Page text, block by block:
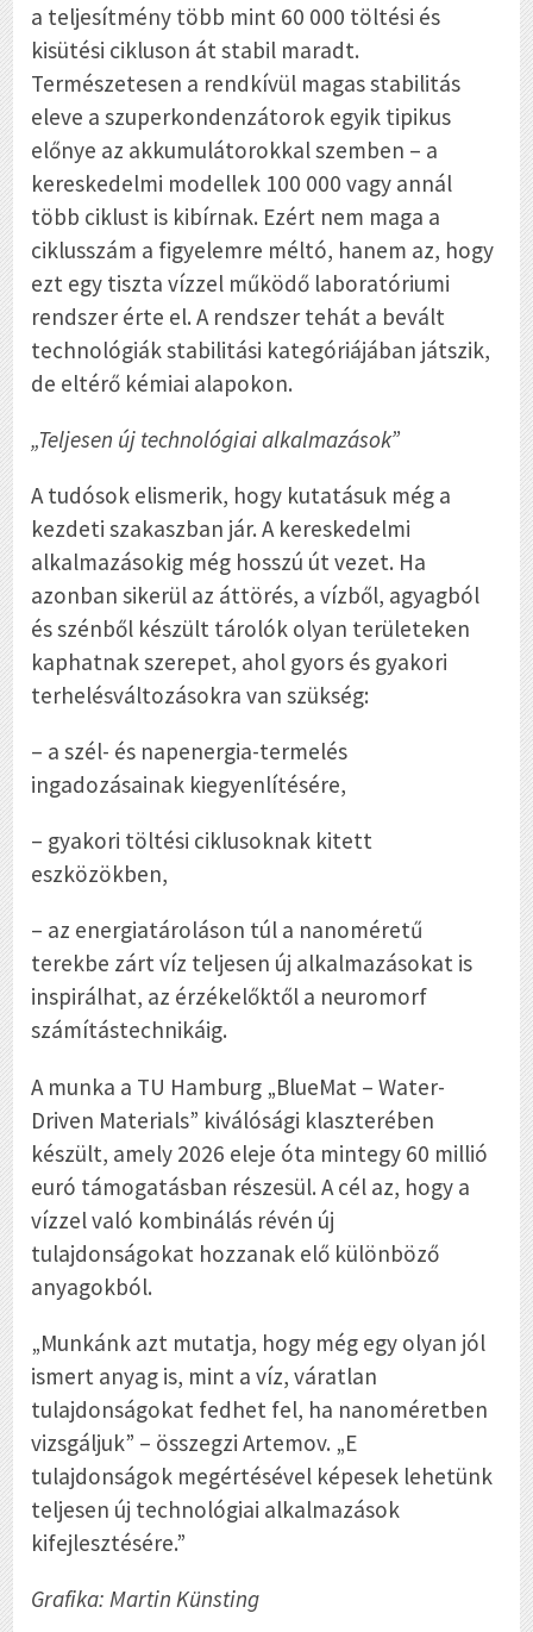
a teljesítmény több mint 60 000 töltési és
kisütési cikluson át stabil maradt.
Természetesen a rendkívül magas stabilitás
eleve a szuperkondenzátorok egyik tipikus
előnye az akkumulátorokkal szemben – a
kereskedelmi modellek 100 000 vagy annál
több ciklust is kibírnak. Ezért nem maga a
ciklusszám a figyelemre méltó, hanem az, hogy
ezt egy tiszta vízzel működő laboratóriumi
rendszer érte el. A rendszer tehát a bevált
technológiák stabilitási kategóriájában játszik,
de eltérő kémiai alapokon.
„Teljesen új technológiai alkalmazások”
A tudósok elismerik, hogy kutatásuk még a
kezdeti szakaszban jár. A kereskedelmi
alkalmazásokig még hosszú út vezet. Ha
azonban sikerül az áttörés, a vízből, agyagból
és szénből készült tárolók olyan területeken
kaphatnak szerepet, ahol gyors és gyakori
terhelésváltozásokra van szükség:
– a szél- és napenergia-termelés
ingadozásainak kiegyenlítésére,
– gyakori töltési ciklusoknak kitett
eszközökben,
– az energiatároláson túl a nanoméretű
terekbe zárt víz teljesen új alkalmazásokat is
inspirálhat, az érzékelőktől a neuromorf
számítástechnikáig.
A munka a TU Hamburg „BlueMat – Water-
Driven Materials” kiválósági klaszterében
készült, amely 2026 eleje óta mintegy 60 millió
euró támogatásban részesül. A cél az, hogy a
vízzel való kombinálás révén új
tulajdonságokat hozzanak elő különböző
anyagokból.
„Munkánk azt mutatja, hogy még egy olyan jól
ismert anyag is, mint a víz, váratlan
tulajdonságokat fedhet fel, ha nanoméretben
vizsgáljuk” – összegzi Artemov. „E
tulajdonságok megértésével képesek lehetünk
teljesen új technológiai alkalmazások
kifejlesztésére.”
Grafika:Martin Künsting